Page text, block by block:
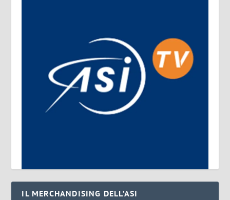
IL MERCHANDISING DELL’ASI